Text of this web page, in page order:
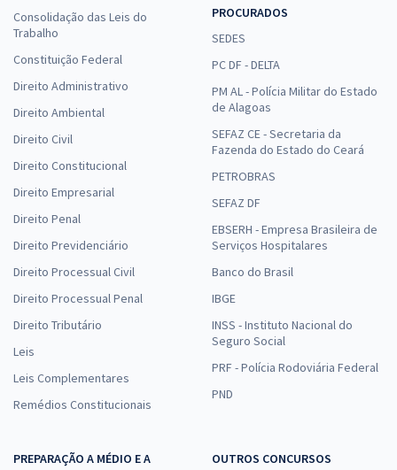
Consolidação das Leis do
Trabalho
Constituição Federal
Direito Administrativo
Direito Ambiental
Direito Civil
Direito Constitucional
Direito Empresarial
Direito Penal
Direito Previdenciário
Direito Processual Civil
Direito Processual Penal
Direito Tributário
Leis
Leis Complementares
Remédios Constitucionais
PROCURADOS
SEDES
PC DF - DELTA
PM AL - Polícia Militar do Estado
de Alagoas
SEFAZ CE - Secretaria da
Fazenda do Estado do Ceará
PETROBRAS
SEFAZ DF
EBSERH - Empresa Brasileira de
Serviços Hospitalares
Banco do Brasil
IBGE
INSS - Instituto Nacional do
Seguro Social
PRF - Polícia Rodoviária Federal
PND
PREPARAÇÃO A MÉDIO E A
OUTROS CONCURSOS